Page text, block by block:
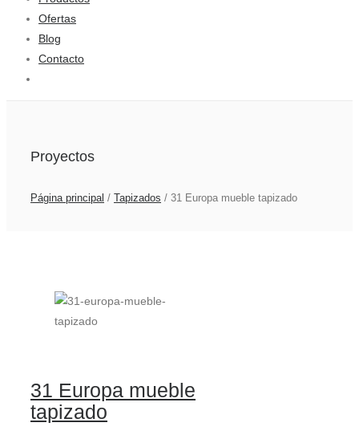
Ofertas
Blog
Contacto
Proyectos
Página principal / Tapizados / 31 Europa mueble tapizado
31 Europa mueble
tapizado